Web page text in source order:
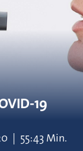
19
| 55:43 Min.